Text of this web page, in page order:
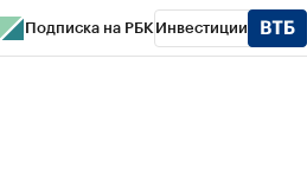
Подписка на РБК Инвестиции